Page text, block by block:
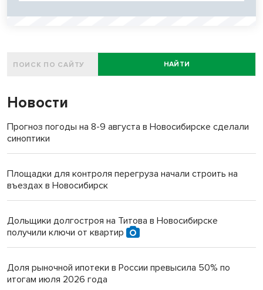
НАЙТИ
Новости
Прогноз погоды на 8-9 августа в Новосибирске сделали
синоптики
Площадки для контроля перегруза начали строить на
въездах в Новосибирск
Дольщики долгостроя на Титова в Новосибирске
получили ключи от квартир
Доля рыночной ипотеки в России превысила 50% по
итогам июля 2026 года